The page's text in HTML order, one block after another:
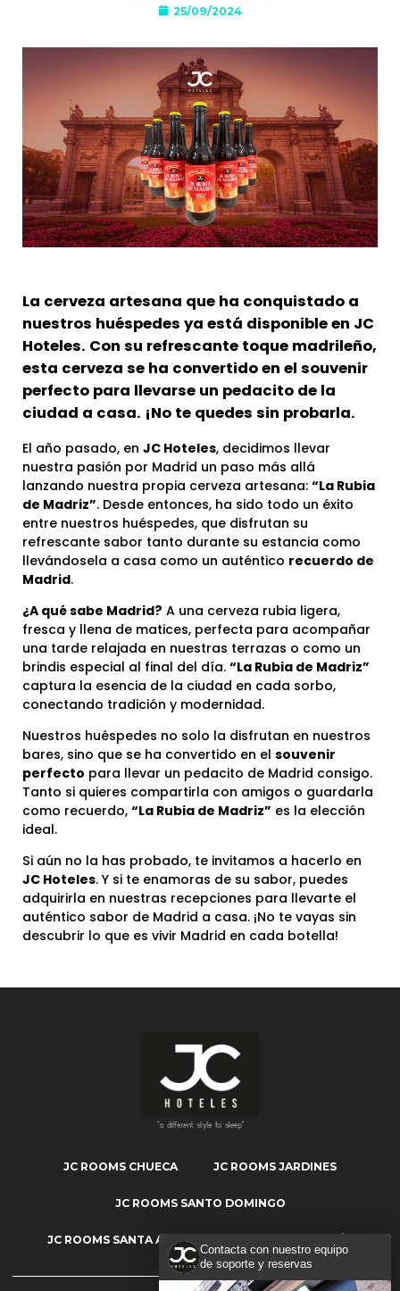
25/09/2024
La cerveza artesana que ha conquistado a
nuestros huéspedes ya está disponible en JC
Hoteles. Con su refrescante toque madrileño,
esta cerveza se ha convertido en el souvenir
perfecto para llevarse un pedacito de la
ciudad a casa. ¡No te quedes sin probarla.
El año pasado, en JC Hoteles, decidimos llevar
nuestra pasión por Madrid un paso más allá
lanzando nuestra propia cerveza artesana: “La Rubia
de Madriz”. Desde entonces, ha sido todo un éxito
entre nuestros huéspedes, que disfrutan su
refrescante sabor tanto durante su estancia como
llevándosela a casa como un auténtico recuerdo de
Madrid.
¿A qué sabe Madrid? A una cerveza rubia ligera,
fresca y llena de matices, perfecta para acompañar
una tarde relajada en nuestras terrazas o como un
brindis especial al final del día. “La Rubia de Madriz”
captura la esencia de la ciudad en cada sorbo,
conectando tradición y modernidad.
Nuestros huéspedes no solo la disfrutan en nuestros
bares, sino que se ha convertido en el souvenir
perfecto para llevar un pedacito de Madrid consigo.
Tanto si quieres compartirla con amigos o guardarla
como recuerdo, “La Rubia de Madriz” es la elección
ideal.
Si aún no la has probado, te invitamos a hacerlo en
JC Hoteles. Y si te enamoras de su sabor, puedes
adquirirla en nuestras recepciones para llevarte el
auténtico sabor de Madrid a casa. ¡No te vayas sin
descubrir lo que es vivir Madrid en cada botella!
JC ROOMS CHUECA JC ROOMS JARDINES
JC ROOMS SANTO DOMINGO
JC ROOMS SANTA ANA
Contacta con nuestro equipo
de soporte y reservas